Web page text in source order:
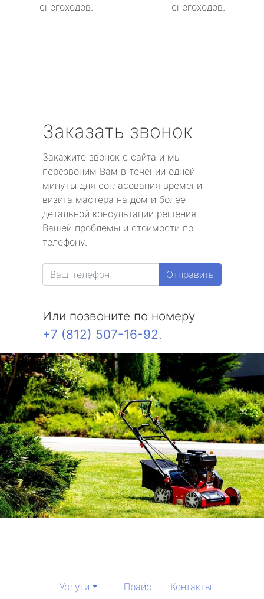
снегоходов.
снегоходов.
Заказать звонок
Закажите звонок с сайта и мы
перезвоним Вам в течении одной
минуты для согласования времени
визита мастера на дом и более
детальной консультации решения
Вашей проблемы и стоимости по
телефону.
Отправить
Или позвоните по номеру
+7 (812) 507-16-92.
Услуги Прайс Контакты